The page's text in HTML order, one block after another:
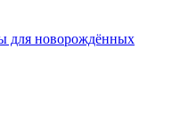
для новорождённых